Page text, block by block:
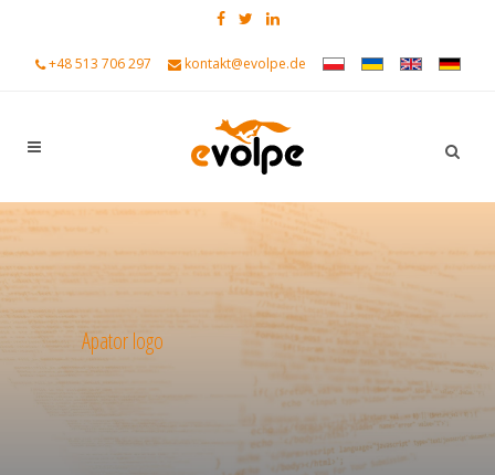
+48 513 706 297 kontakt@evolpe.de
Apator logo